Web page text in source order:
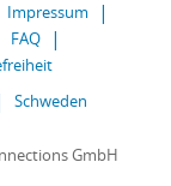
Impressum
FAQ
Schweden
GmbH